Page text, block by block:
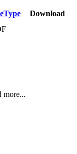
Download
more...